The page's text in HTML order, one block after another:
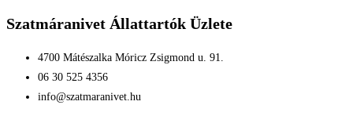
Szatmáranivet Állattartók Üzlete
4700 Mátészalka Móricz Zsigmond u. 91.
06 30 525 4356
info@szatmaranivet.hu